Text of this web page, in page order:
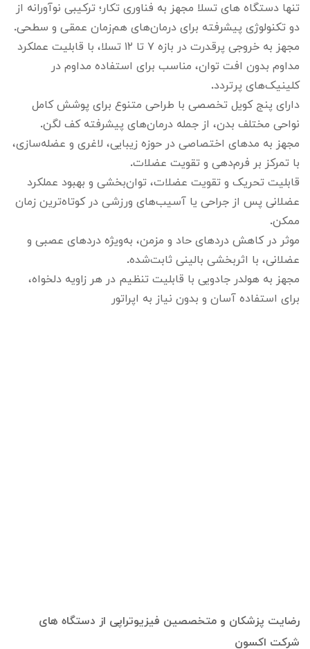
تنها دستگاه های تسلا مجهز به فناوری تکار؛ ترکیبی نوآورانه از
دو تکنولوژی پیشرفته برای درمان‌های هم‌زمان عمقی و سطحی.
مجهز به خروجی پرقدرت در بازه ۷ تا ۱۲ تسلا، با قابلیت عملکرد
مداوم بدون افت توان، مناسب برای استفاده مداوم در
کلینیک‌های پرتردد.
دارای پنج کویل تخصصی با طراحی متنوع برای پوشش کامل
نواحی مختلف بدن، از جمله درمان‌های پیشرفته کف لگن.
مجهز به مدهای اختصاصی در حوزه زیبایی، لاغری و عضله‌سازی،
با تمرکز بر فرم‌دهی و تقویت عضلات.
قابلیت تحریک و تقویت عضلات، توان‌بخشی و بهبود عملکرد
عضلانی پس از جراحی یا آسیب‌های ورزشی در کوتاه‌ترین زمان
ممکن.
موثر در کاهش دردهای حاد و مزمن، به‌ویژه دردهای عصبی و
عضلانی، با اثربخشی بالینی ثابت‌شده.
مجهز به هولدر جادویی با قابلیت تنظیم در هر زاویه دلخواه،
برای استفاده آسان و بدون نیاز به اپراتور
رضایت پزشکان و متخصصین فیزیوتراپی از دستگاه های
شرکت اکسون